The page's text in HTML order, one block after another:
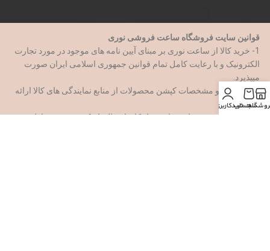
قوانین سایت فروشگاه ساعت فروشی نوری
1- خرید کالا از ساعت نوری بر مبنای آیین نامه های موجود در مورد تجارت
الکترونیک و با رعایت کامل تمام قوانین جمهوری اسلامی ایران صورت
میپذیرد.
2- اطلاعات و مشخصات کپشن محصولات از منابع نمایندگی های کالا ارائه
میشود.
3- شعبه سوم در تهران میباشد و امکان ارسال با پیک موتور به مناطق ۲۱
سبد خرید
حساب کاربری من